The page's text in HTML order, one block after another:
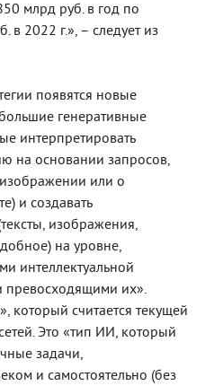
млрд руб. в год по
в 2022 г.», – следует из
появятся новые
генеративные
интерпретировать
на основании запросов,
или о
и создавать
изображения,
на уровне,
интеллектуальной
превосходящими их».
считается текущей
Это «тип ИИ, который
задачи,
и самостоятельно (без